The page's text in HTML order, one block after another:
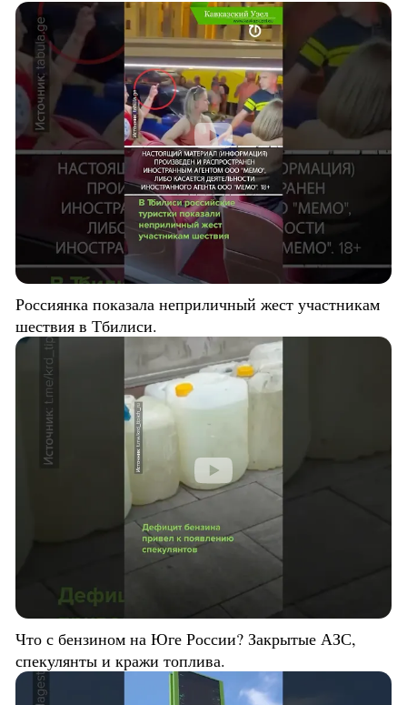
Россиянка показала неприличный жест участникам
шествия в Тбилиси.
Что с бензином на Юге России? Закрытые АЗС,
спекулянты и кражи топлива.